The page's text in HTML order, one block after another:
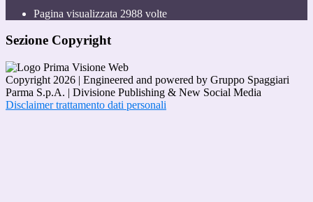
Pagina visualizzata 2988 volte
Sezione Copyright
Copyright 2026 | Engineered and powered by Gruppo Spaggiari
Parma S.p.A. | Divisione Publishing & New Social Media
Disclaimer trattamento dati personali